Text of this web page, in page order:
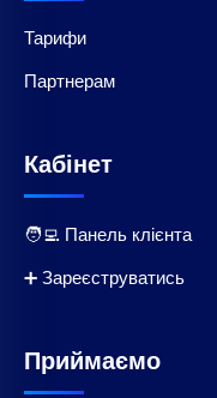
Тарифи
Партнерам
Кабінет
🧑‍💻 Панель клієнта
➕ Зареєструватись
Приймаємо